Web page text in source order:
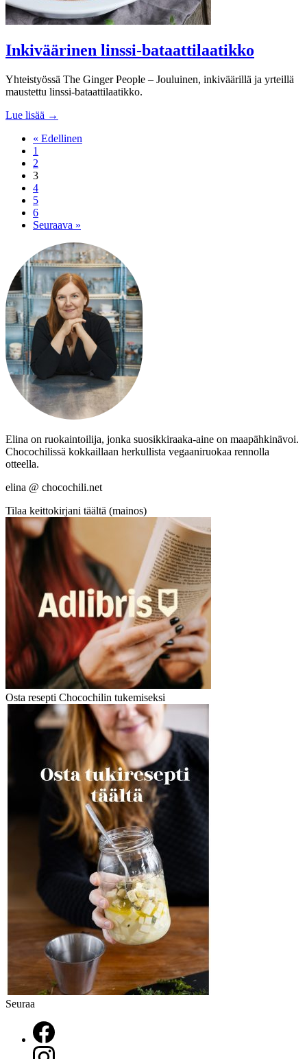
Inkiväärinen linssi-bataattilaatikko
Yhteistyössä The Ginger People – Jouluinen, inkiväärillä ja yrteillä
maustettu linssi-bataattilaatikko.
Lue lisää →
« Edellinen
1
2
3
4
5
6
Seuraava »
Elina on ruokaintoilija, jonka suosikkiraaka-aine on maapähkinävoi.
Chocochilissä kokkaillaan herkullista vegaaniruokaa rennolla
otteella.
elina @ chocochili.net
Tilaa keittokirjani täältä (mainos)
Osta resepti Chocochilin tukemiseksi
Seuraa